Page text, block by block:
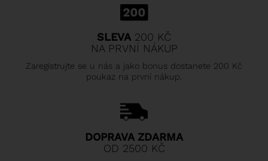
SLEVA 200 KČ
NA PRVNÍ NÁKUP
Zaregistrujte se u nás a jako bonus dostanete 200 Kč
poukaz na první nákup.
DOPRAVA ZDARMA
OD 2500 KČ